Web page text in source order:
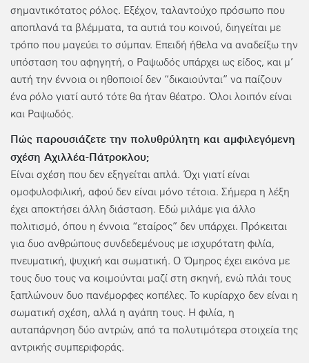
σημαντικότατος ρόλος. Εξέχον, ταλαντούχο πρόσωπο που
αποπλανά τα βλέμματα, τα αυτιά του κοινού, διηγείται με
τρόπο που μαγεύει το σύμπαν. Επειδή ήθελα να αναδείξω την
υπόσταση του αφηγητή, ο Ραψωδός υπάρχει ως είδος, και μ’
αυτή την έννοια οι ηθοποιοί δεν “δικαιούνται” να παίζουν
ένα ρόλο γιατί αυτό τότε θα ήταν θέατρο. Όλοι λοιπόν είναι
και Ραψωδός.
Πώς παρουσιάζετε την πολυθρύλητη και αμφιλεγόμενη
σχέση Αχιλλέα-Πάτροκλου;
Είναι σχέση που δεν εξηγείται απλά. Όχι γιατί είναι
ομοφυλοφιλική, αφού δεν είναι μόνο τέτοια. Σήμερα η λέξη
έχει αποκτήσει άλλη διάσταση. Εδώ μιλάμε για άλλο
πολιτισμό, όπου η έννοια “εταίρος” δεν υπάρχει. Πρόκειται
για δυο ανθρώπους συνδεδεμένους με ισχυρότατη φιλία,
πνευματική, ψυχική και σωματική. Ο Όμηρος έχει εικόνα με
τους δυο τους να κοιμούνται μαζί στη σκηνή, ενώ πλάι τους
ξαπλώνουν δυο πανέμορφες κοπέλες. Το κυρίαρχο δεν είναι η
σωματική σχέση, αλλά η αγάπη τους. Η φιλία, η
αυταπάρνηση δύο αντρών, από τα πολυτιμότερα στοιχεία της
αντρικής συμπεριφοράς.